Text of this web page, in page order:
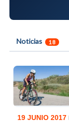
Noticias 18
19 JUNIO 2017